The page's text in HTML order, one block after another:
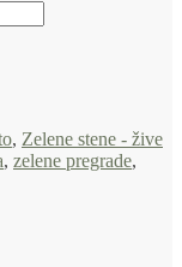
, Zelene stene - žive
, zelene pregrade,